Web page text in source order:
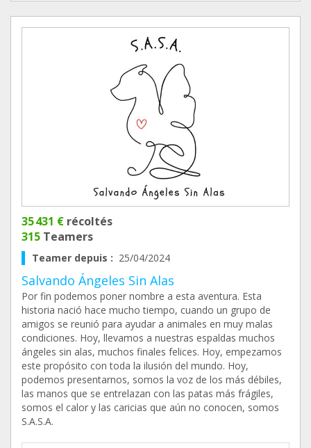
35 431 € récoltés
315 Teamers
Teamer depuis : 25/04/2024
Salvando Ángeles Sin Alas
Por fin podemos poner nombre a esta aventura. Esta
historia nació hace mucho tiempo, cuando un grupo de
amigos se reunió para ayudar a animales en muy malas
condiciones. Hoy, llevamos a nuestras espaldas muchos
ángeles sin alas, muchos finales felices. Hoy, empezamos
este propósito con toda la ilusión del mundo. Hoy,
podemos presentarnos, somos la voz de los más débiles,
las manos que se entrelazan con las patas más frágiles,
somos el calor y las caricias que aún no conocen, somos
S.A.S.A.